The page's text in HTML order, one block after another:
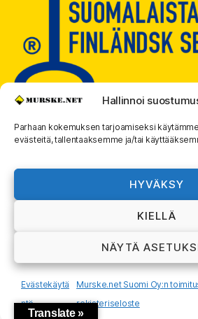
Hallinnoi
Parhaan kokemuksen tarjoamiseksi
evästeitä, tallentaaksemme ja/tai
HYVÄKSY
KIELLÄ
NÄYTÄ
Evästekäytä
ntö
Murske.net Suomi Oy:n
rekisteriseloste
Murske.net Suomi Oy:n toimitusehdot
Translate »